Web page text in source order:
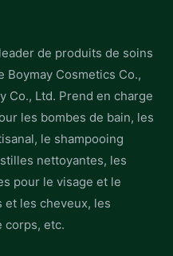
de produits de soins
Boymay Cosmetics Co.,
Co., Ltd. Prend en charge
les bombes de bain, les
le shampooing
nettoyantes, les
pour le visage et le
les cheveux, les
corps, etc.